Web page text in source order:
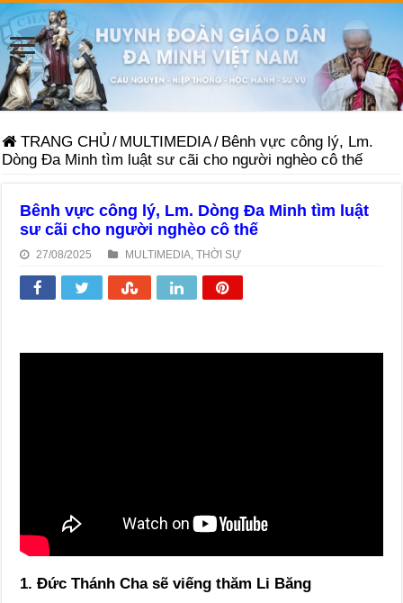
TRANG CHỦ / MULTIMEDIA/ Bênh vực công lý, Lm.
Dòng Đa Minh tìm luật sư cãi cho người nghèo cô thế
Bênh vực công lý, Lm. Dòng Đa Minh tìm luật
sư cãi cho người nghèo cô thế
27/08/2025 MULTIMEDIA ,THỜI SỰ
1. Đức Thánh Cha sẽ viếng thăm Li Băng